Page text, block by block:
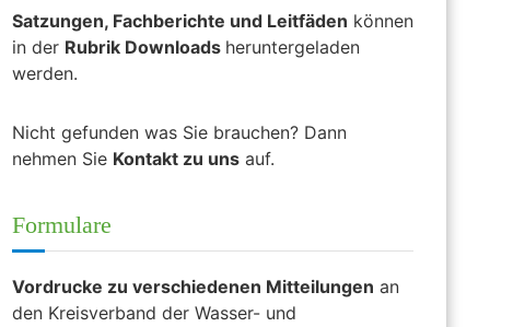
Satzungen, Fachberichte und Leitfäden können
in der Rubrik Downloads heruntergeladen
werden.
Nicht gefunden was Sie brauchen? Dann
nehmen Sie Kontakt zu unsauf.
Formulare
Vordrucke zu verschiedenen Mitteilungen an
den Kreisverband der Wasser- und